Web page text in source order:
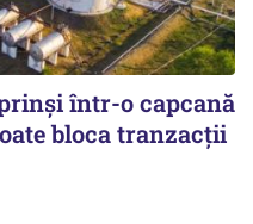
într-o capcană
bloca tranzacții